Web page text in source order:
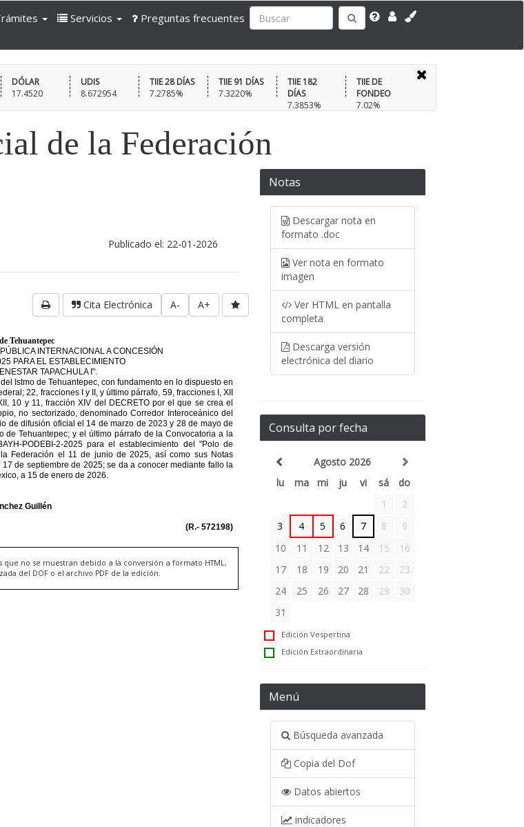
Servicios Preguntas frecuentes
DÓLAR
17.4520
UDIS
8.672954
TIIE 28 DÍAS
7.2785%
TIIE 91 DÍAS
7.3220%
TIIE 182
DÍAS
7.3853%
TIIE DE
FONDEO
7.02%
de la Federación
Publicado el: 22-01-2026
A+
A-
Cita Electrónica
no se muestran debido a la conversión a formato HTML,
del DOF o el archivo PDF de la edición.
Notas
Descargar nota en
formato .doc
Ver nota en formato
imagen
Ver HTML en pantalla
completa
Descarga versión
electrónica del diario
Consulta por fecha
Agosto 2026
lu
ma mi ju vi sá
do
1
2
3
4 5 6 7 8
9
10
11 12 13 14 15
16
17
18 19 20 21 22
23
24
25 26 27 28 29
30
31
Edición Vespertina
Edición Extraordinaria
Menú
Búsqueda avanzada
Copia del Dof
Datos abiertos
indicadores